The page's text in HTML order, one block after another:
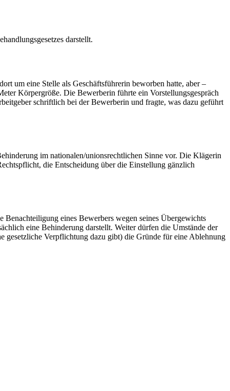
darstellt.
um eine Stelle als Geschäftsführerin beworben hatte, aber –
Körpergröße. Die Bewerberin führte ein Vorstellungsgespräch
schriftlich bei der Bewerberin und fragte, was dazu geführt
im nationalen/unionsrechtlichen Sinne vor. Die Klägerin
die Entscheidung über die Einstellung gänzlich
eines Bewerbers wegen seines Übergewichts
eine Behinderung darstellt. Weiter dürfen die Umstände der
gesetzliche Verpflichtung dazu gibt) die Gründe für eine Ablehnung